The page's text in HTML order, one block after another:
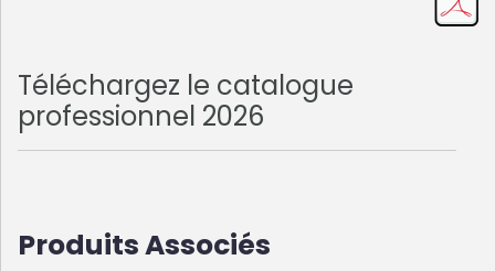
Téléchargez le catalogue
professionnel 2026
Produits Associés